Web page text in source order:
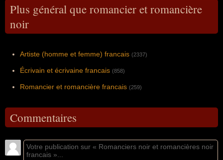
Plus général que romancier et romancière
noir
Artiste (homme et femme) francais (2337)
Écrivain et écrivaine francais (858)
Romancier et romancière francais (259)
Commentaires